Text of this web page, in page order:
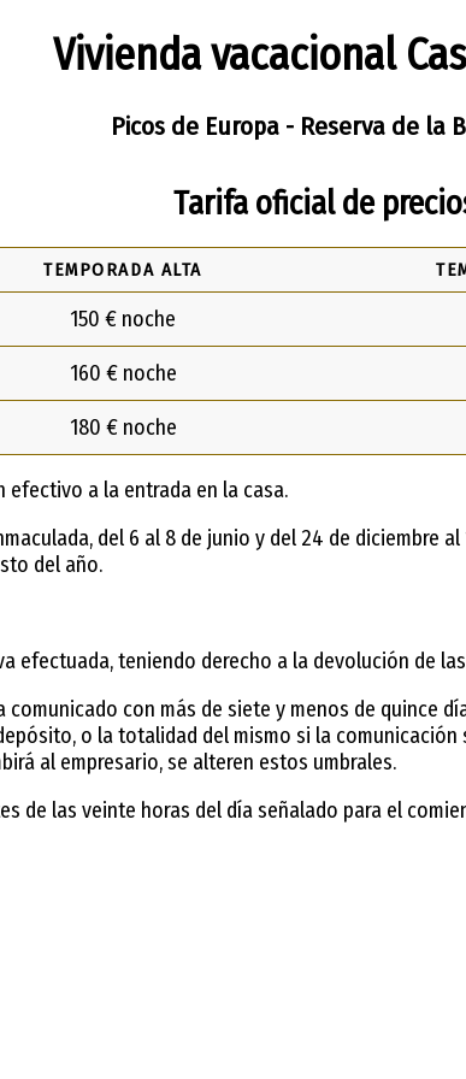
Vivienda vacacional
Picos de Europa - Reserva de la
Tarifa oficial de
TEMPORADA ALTA
150 € noche
160 € noche
180 € noche
a la entrada en la casa.
del 6 al 8 de junio y del 24 de diciembre al
del año.
efectuada, teniendo derecho a la devolución de
con más de siete y menos de quince
o la totalidad del mismo si la
al empresario, se alteren estos umbrales.
de las veinte horas del día señalado para el